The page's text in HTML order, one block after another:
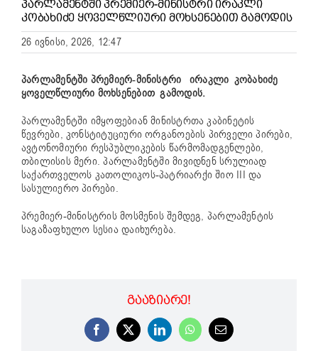
ᲞᲐᲠᲚᲐᲛᲔᲜᲢᲨᲘ ᲞᲠᲔᲛᲘᲔᲠ-ᲛᲘᲜᲘᲡᲢᲠᲘ ᲘᲠᲐᲙᲚᲘ
ᲙᲝᲑᲐᲮᲘᲫᲔ ᲧᲝᲕᲔᲚᲬᲚᲘᲣᲠᲘ ᲛᲝᲮᲡᲔᲜᲔᲑᲘᲗ ᲒᲐᲛᲝᲓᲘᲡ
26 ივნისი, 2026, 12:47
პარლამენტში პრემიერ-მინისტრი ირაკლი კობახიძე
ყოველწლიური მოხსენებით გამოდის.
პარლამენტში იმყოფებიან მინისტრთა კაბინეტის
წევრები, კონსტიტუციური ორგანოების პირველი პირები,
ავტონომიური რესპუბლიკების წარმომადგენლები,
თბილისის მერი. პარლამენტში მივიდნენ სრულიად
საქართველოს კათოლიკოს-პატრიარქი შიო III და
სასულიერო პირები.
პრემიერ-მინისტრის მოსმენის შემდეგ, პარლამენტის
საგაზაფხულო სესია დაიხურება.
ᲒᲐᲐᲖᲘᲐᲠᲔ!
Facebook
X LinkedInWhatsApp
Email